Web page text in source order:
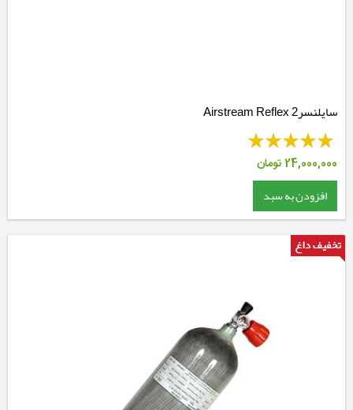
سایلنسر2 Airstream Reflex
24,000,000تومان
افزودن به سبد